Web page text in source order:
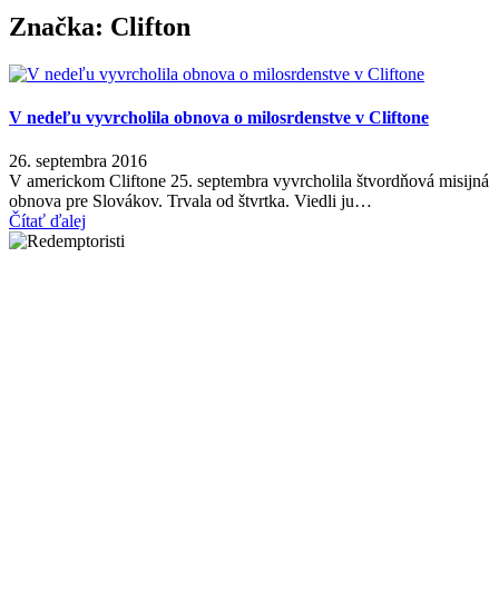
Značka: Clifton
V nedeľu vyvrcholila obnova o milosrdenstve v Cliftone
26. septembra 2016
V americkom Cliftone 25. septembra vyvrcholila štvordňová misijná
obnova pre Slovákov. Trvala od štvrtka. Viedli ju…
Čítať ďalej